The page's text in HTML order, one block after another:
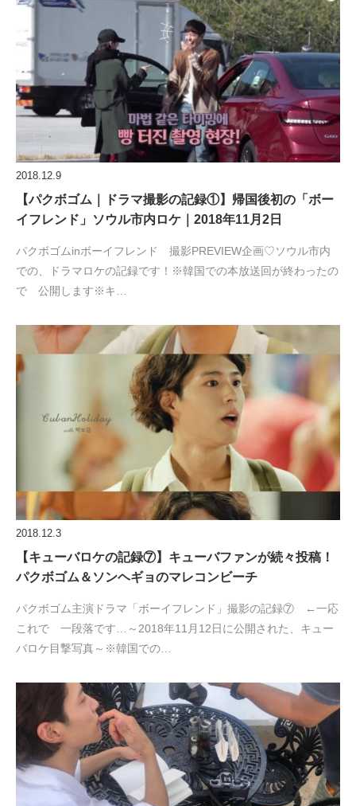
2018.12.9
【パクボゴム｜ドラマ撮影の記録①】帰国後初の「ボー
イフレンド」ソウル市内ロケ｜2018年11月2日
パクボゴムinボーイフレンド 撮影PREVIEW企画♡ソウル市内
での、ドラマロケの記録です！※韓国での本放送回が終わったの
で 公開します※キ…
2018.12.3
【キューバロケの記録⑦】キューバファンが続々投稿！
パクボゴム＆ソンヘギョのマレコンビーチ
パクボゴム主演ドラマ「ボーイフレンド」撮影の記録⑦ ←一応
これで 一段落です…～2018年11月12日に公開された、キュー
バロケ目撃写真～※韓国での…